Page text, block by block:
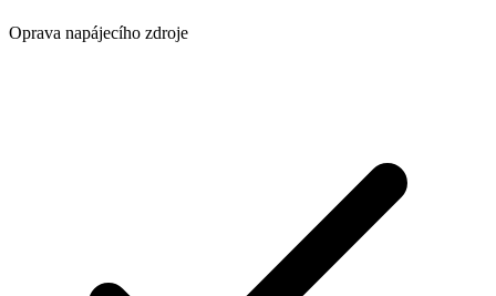
Oprava napájecího zdroje